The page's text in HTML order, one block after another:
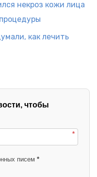
некроз кожи лица
как лечить
чтобы
*
писем *